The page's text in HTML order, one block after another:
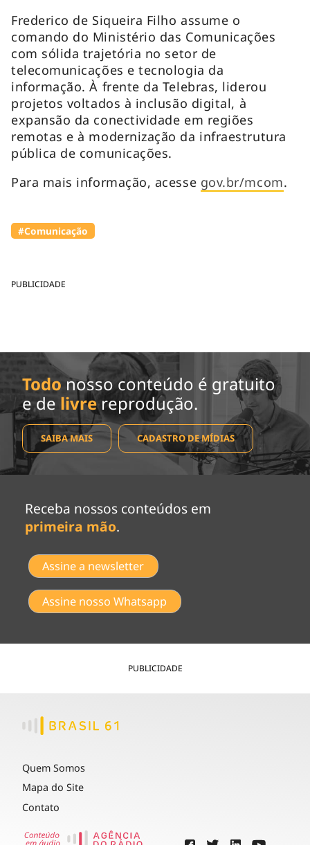
PUBLICIDADE
Frederico de Siqueira Filho assume o
comando do Ministério das Comunicações
com sólida trajetória no setor de
telecomunicações e tecnologia da
informação. À frente da Telebras, liderou
projetos voltados à inclusão digital, à
expansão da conectividade em regiões
remotas e à modernização da infraestrutura
pública de comunicações.
Para mais informação, acesse gov.br/mcom.
#Comunicação
Todo nosso conteúdo é gratuito
e de livrereprodução.
SAIBA MAIS CADASTRO DE MÍDIAS
Receba nossos conteúdos em
primeira mão.
Assine a newsletter
Assine nosso Whatsapp
PUBLICIDADE
Quem Somos
Mapa do Site
Contato